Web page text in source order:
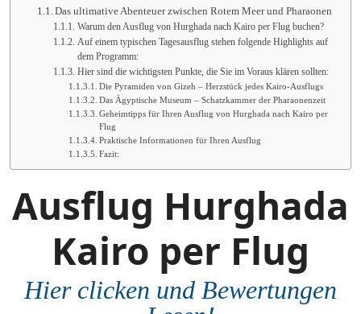
Das ultimative Abenteuer zwischen Rotem Meer und Pharaonen
Warum den Ausflug von Hurghada nach Kairo per Flug buchen?
Auf einem typischen Tagesausflug stehen folgende Highlights auf
dem Programm:
Hier sind die wichtigsten Punkte, die Sie im Voraus klären sollten:
Die Pyramiden von Gizeh – Herzstück jedes Kairo-Ausflugs
Das Ägyptische Museum – Schatzkammer der Pharaonenzeit
Geheimtipps für Ihren Ausflug von Hurghada nach Kairo per
Flug
Praktische Informationen für Ihren Ausflug
Fazit:
Ausflug Hurghada
Kairo per Flug
Hier clicken und Bewertungen